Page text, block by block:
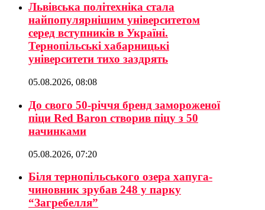
Львівська політехніка стала
найпопулярнішим університетом
серед вступників в Україні.
Тернопільські хабарницькі
університети тихо заздрять
05.08.2026, 08:08
До свого 50-річчя бренд замороженої
піци Red Baron створив піцу з 50
начинками
05.08.2026, 07:20
Біля тернопільського озера хапуга-
чиновник зрубав 248 у парку
“Загребелля”